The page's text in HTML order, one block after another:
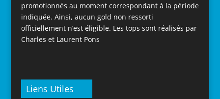
promotionnés au moment correspondant à la période
indiquée. Ainsi, aucun gold non ressorti
officiellement n’est éligible. Les tops sont réalisés par
Charles et Laurent Pons
Liens Utiles